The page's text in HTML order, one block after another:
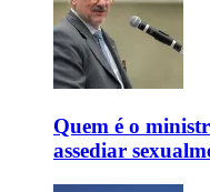
Quem é o
assediar